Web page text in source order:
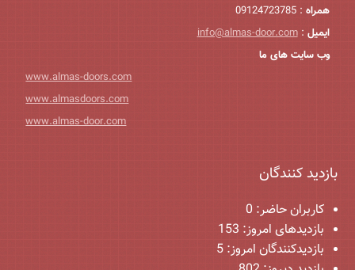
همراه : 09124723785
ایمیل :
info@almas-door.com
وب سایت های ما
www.almas-doors.com
www.almasdoors.com
www.almas-door.com
بازدید کنندگان
کاربران حاضر: 0
بازدیدهای امروز: 153
بازدیدکنندگان امروز:5